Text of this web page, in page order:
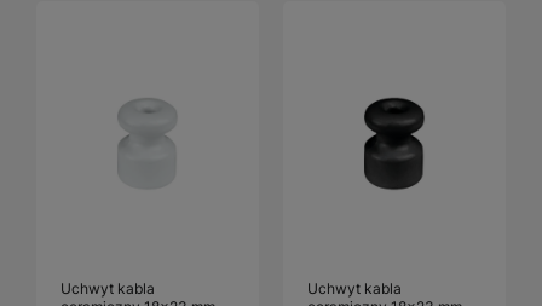
Uchwyt kabla
Uchwyt kabla